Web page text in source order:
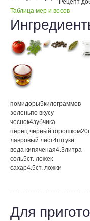
Рецепт
Таблица мер и весов
помидоры5килограммов
зеленьпо вкусу
чеснок4зубчика
перец черный горошком20
лавровый лист4штуки
вода кипяченая4.3литра
соль5ст. ложек
сахар4.5ст. ложки
Для